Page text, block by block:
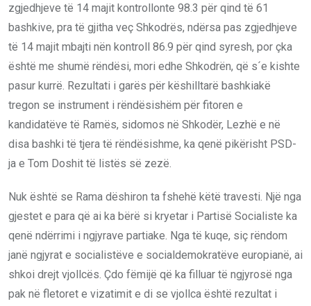
zgjedhjeve të 14 majit kontrollonte 98.3 për qind të 61
bashkive, pra të gjitha veç Shkodrës, ndërsa pas zgjedhjeve
të 14 majit mbajti nën kontroll 86.9 për qind syresh, por çka
është me shumë rëndësi, mori edhe Shkodrën, që s´e kishte
pasur kurrë. Rezultati i garës për këshilltarë bashkiakë
tregon se instrument i rëndësishëm për fitoren e
kandidatëve të Ramës, sidomos në Shkodër, Lezhë e në
disa bashki të tjera të rëndësishme, ka qenë pikërisht PSD-
ja e Tom Doshit të listës së zezë.
Nuk është se Rama dëshiron ta fshehë këtë travesti. Një nga
gjestet e para që ai ka bërë si kryetar i Partisë Socialiste ka
qenë ndërrimi i ngjyrave partiake. Nga të kuqe, siç rëndom
janë ngjyrat e socialistëve e socialdemokratëve europianë, ai
shkoi drejt vjollcës. Çdo fëmijë që ka filluar të ngjyrosë nga
pak në fletoret e vizatimit e di se vjollca është rezultat i